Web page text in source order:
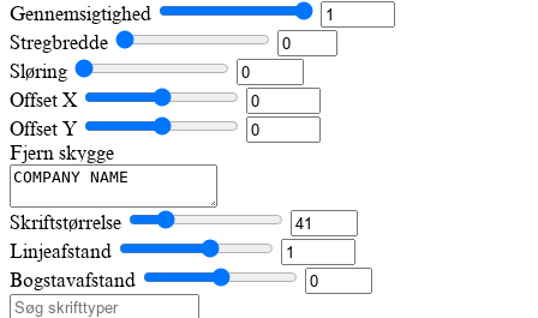
Gennemsigtighed
Stregbredde
Sløring
Offset X
Offset Y
Fjern skygge
Skriftstørrelse
Linjeafstand
Bogstavafstand